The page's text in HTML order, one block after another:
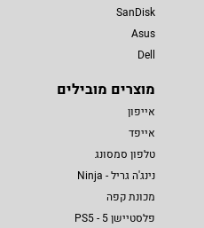
SanDisk
Asus
Dell
מוצרים מובילים
אייפון
אייפד
טלפון סמסונג
נינג'ה גריל - Ninja
מכונת קפה
פלסטיישן 5 - PS5